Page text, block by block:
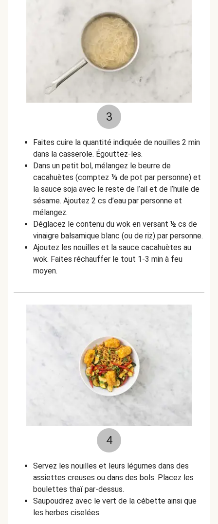
3
Faites cuire la quantité indiquée de nouilles 2 min
dans la casserole. Égouttez-les.
Dans un petit bol, mélangez le beurre de
cacahuètes (comptez ⅓ de pot par personne) et
la sauce soja avec le reste de l’ail et de l’huile de
sésame. Ajoutez 2 cs d’eau par personne et
mélangez.
Déglacez le contenu du wok en versant ½ cs de
vinaigre balsamique blanc (ou de riz) par personne.
Ajoutez les nouilles et la sauce cacahuètes au
wok. Faites réchauffer le tout 1-3 min à feu
moyen.
4
Servez les nouilles et leurs légumes dans des
assiettes creuses ou dans des bols. Placez les
boulettes thaï par-dessus.
Saupoudrez avec le vert de la cébette ainsi que
les herbes ciselées.